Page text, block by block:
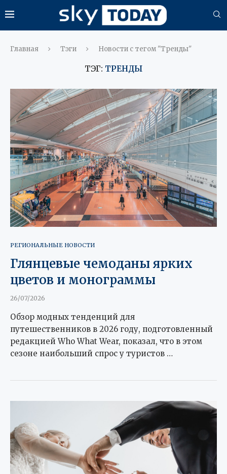
Главная Тэги Новости с тегом "Тренды"
ТЭГ: ТРЕНДЫ
РЕГИОНАЛЬНЫЕ НОВОСТИ
Глянцевые чемоданы ярких
цветов и монограммы
26/07/2026
Обзор модных тенденций для
путешественников в 2026 году, подготовленный
редакцией Who What Wear, показал, что в этом
сезоне наибольший спрос у туристов …